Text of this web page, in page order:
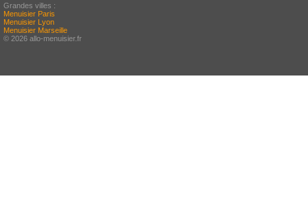
Grandes villes :
Menuisier Paris
Menuisier Lyon
Menuisier Marseille
© 2026 allo-menuisier.fr